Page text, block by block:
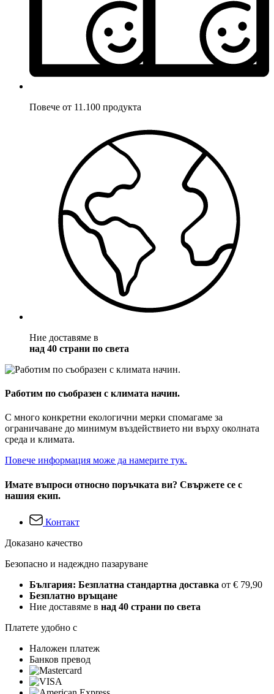
Повече от 11.100 продукта
Ние доставяме в
над 40 страни по света
Работим по съобразен с климата начин.
С много конкретни екологични мерки спомагаме за
ограничаване до минимум въздействието ни върху околната
среда и климата.
Повече информация може да намерите тук.
Имате въпроси относно поръчката ви? Свържете се с
нашия екип.
Контакт
Доказано качество
Безопасно и надеждно пазаруване
България: Безплатна стандартна доставка от € 79,90
Безплатно връщане
Ние доставяме в над 40 страни по света
Платете удобно с
Наложен платеж
Банков превод